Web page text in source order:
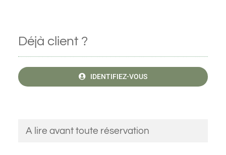
Déjà client ?
IDENTIFIEZ-VOUS
A lire avant toute réservation